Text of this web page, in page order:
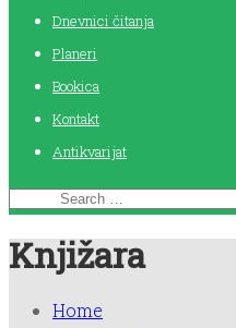
Dnevnici čitanja
Planeri
Bookica
Kontakt
Antikvarijat
Knjižara
Home